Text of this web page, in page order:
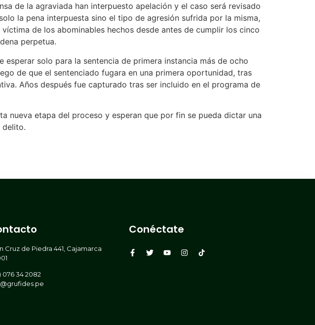
de la agraviada han interpuesto apelación y el caso será revisado
la pena interpuesta sino el tipo de agresión sufrida por la misma,
de los abominables hechos desde antes de cumplir los cinco
perpetua.
solo para la sentencia de primera instancia más de ocho
de que el sentenciado fugara en una primera oportunidad, tras
Años después fue capturado tras ser incluido en el programa de
nueva etapa del proceso y esperan que por fin se pueda dictar una
delito.
Cruz de Piedra 441, Cajamarca
076 34 2082
Conéctate